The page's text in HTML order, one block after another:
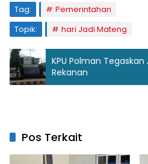
Tag:
Pemerintahan
Topik:
hari Jadi Mateng
KPU Polman Tegaskan
Rekanan
Pos Terkait